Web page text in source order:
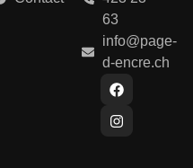
63
info@page-
d-encre.ch